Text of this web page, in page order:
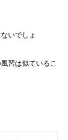
いでしょ
習は似ているこ